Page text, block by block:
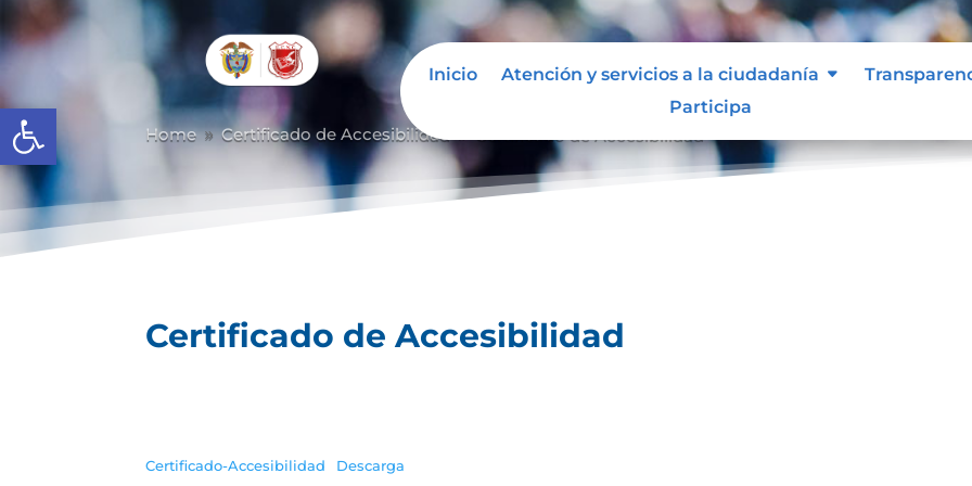
Abrir barra de herramientas
Inicio Atención y servicios a la ciudadanía
Participa
Home 9 Certificado de Accesibilidad
Certificado de Accesibilidad
Certificado-Accesibilidad Descarga